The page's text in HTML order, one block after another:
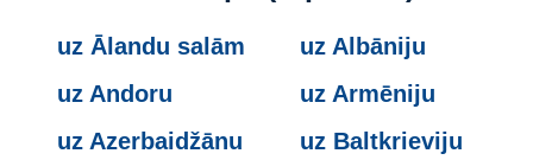
uz Ālandu salām
uz Albāniju
uz Andoru
uz Armēniju
uz Azerbaidžānu
uz Baltkrieviju